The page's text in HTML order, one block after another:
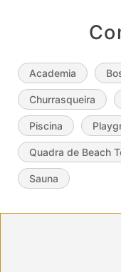
Academia
Churrasqueira
Piscina
Quadra de Beach
Sauna